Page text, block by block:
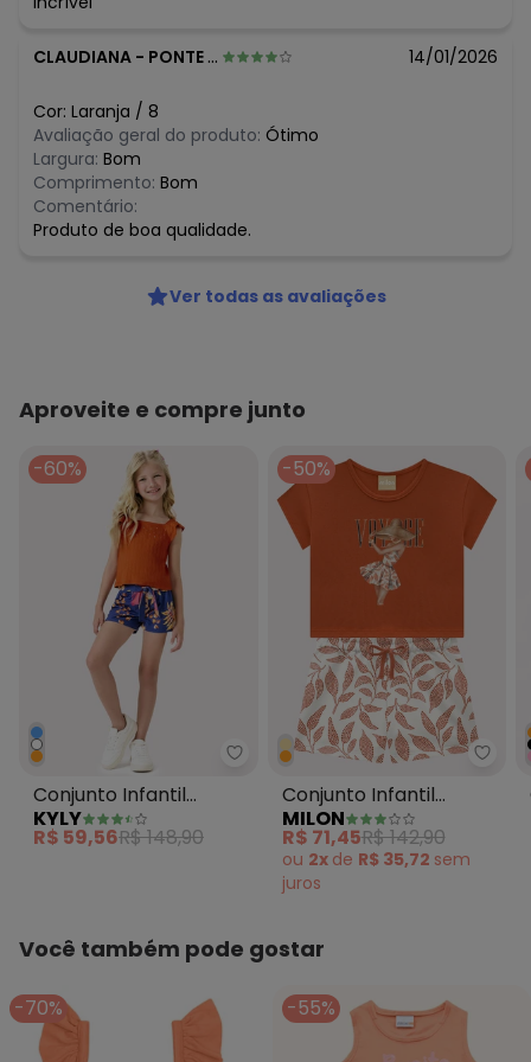
R$ 29,16
maio/2026 R$ 29,16
março/2026
fevereiro/2026
CLAUDIANA - PONTE NOVA - MG 14/01/2026
Cor: Laranja / 8
Avaliação geral do produto: Ótimo
Largura: Bom
Comprimento: Bom
Comentário:
Produto de boa qualidade.
Ver todas as avaliações
Aproveite e compre junto
-60%
Kyly - Conjunto Infantil Menina
Conjunto Infantil
Menina Strass Laranja
KYLY
R$ 59,56R$ 148,90
-50%
Conjunto Infantil
Menina Folhas Milon
(Laranja)
MILON
R$ 71,45R$ 142,90
ou 2x de R$ 35,72 sem
juros
Você também pode gostar
-70% -55%